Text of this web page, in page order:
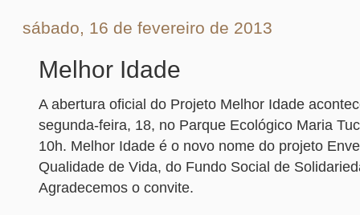
sábado, 16 de fevereiro de 2013
Melhor Idade
A abertura oficial do Projeto Melhor Idade
segunda-feira, 18, no Parque Ecológico Maria
10h. Melhor Idade é o novo nome do projeto
Qualidade de Vida, do Fundo Social de
Agradecemos o convite.